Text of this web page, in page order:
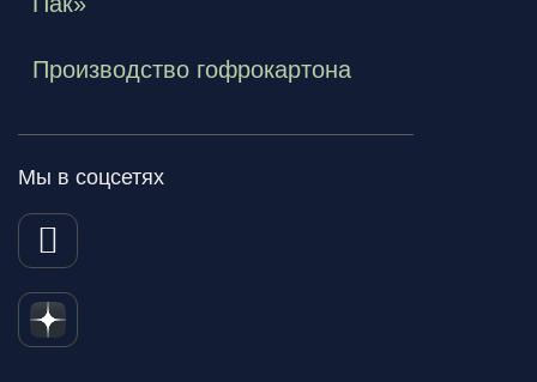
Производство гофрокартона
Мы в соцсетях